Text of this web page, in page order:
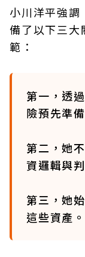
小川洋平強
備了以下三大
範：
第一，透
險預先準
第二，她
資邏輯與
第三，她
這些資產。